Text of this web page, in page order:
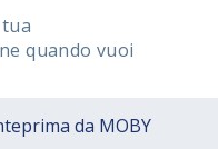
quando vuoi
da MOBY